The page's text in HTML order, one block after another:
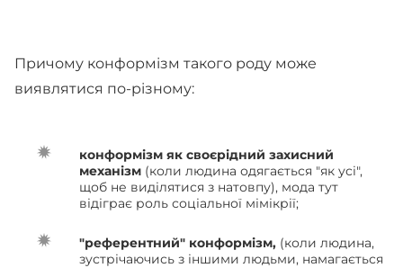
Причому конформізм такого роду може
виявлятися по-різному:
конформізм як своєрідний захисний
механізм (коли людина одягається "як усі",
щоб не виділятися з натовпу), мода тут
відіграє роль соціальної мімікрії;
"референтний" конформізм, (коли людина,
зустрічаючись з іншими людьми, намагається